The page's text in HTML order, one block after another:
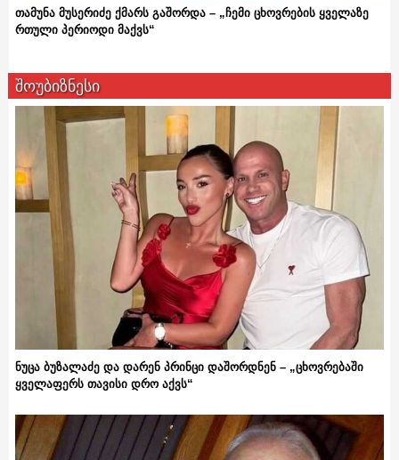
თამუნა მუსერიძე ქმარს გაშორდა – „ჩემი ცხოვრების ყველაზე
რთული პერიოდი მაქვს“
შოუბიზნესი
ნუცა ბუზალაძე და დარენ პრინცი დაშორდნენ – „ცხოვრებაში
ყველაფერს თავისი დრო აქვს“